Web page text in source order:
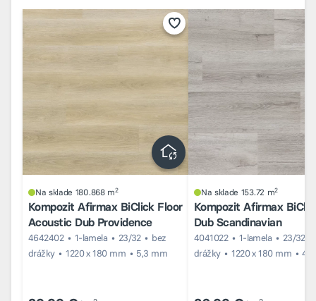
Na sklade 180.868 m2
Kompozit Afirmax BiClick Floor
Acoustic Dub Providence
4642402 1-lamela 23/32
bez
drážky
1220 x 180 mm 5,3 mm
Na sklade 153.72 m2
Kompozit Afirmax
Dub Scandinavian
4041022 1-lamela
23/32
drážky
1220 x 180 mm 4